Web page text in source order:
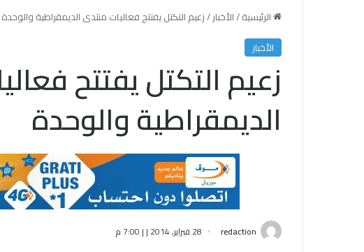
الرئيسية/الأخبار/زعيم التكتل يفتتح فعاليات منتدى الديمقراطية والوحدة
الأخبار
زعيم التكتل يفتتح
الديمقراطية والوحدة
redaction 28 فبراير, 2014 | | 7:00 م